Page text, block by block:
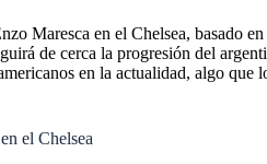
Maresca en el Chelsea, basado
de cerca la progresión del
en la actualidad, algo
el Chelsea